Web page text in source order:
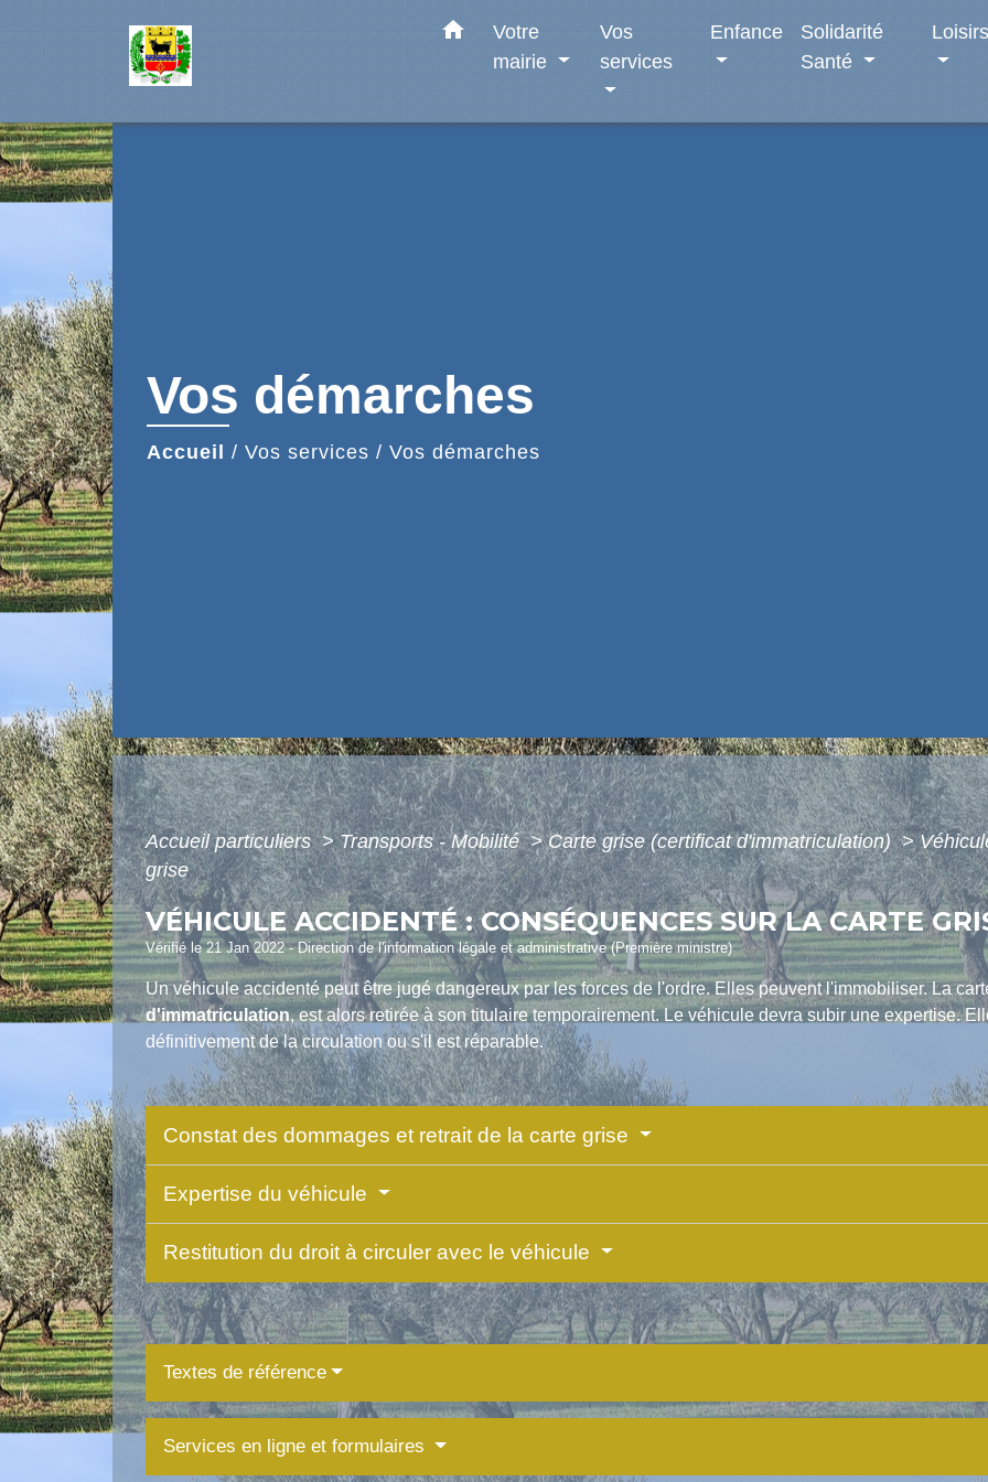
home
Votre
mairie
Vos
services
Enfance
Solidarité
Santé
Loisirs
Vos démarches
Accueil / Vos services / Vos démarches
Accueil particuliers> Transports - Mobilité> Carte grise (certificat d'immatriculation)>
grise
VÉHICULE ACCIDENTÉ : CONSÉQUENCES SUR LA CARTE
Vérifié le 21 Jan 2022 - Direction de l'information légale et administrative (Première ministre)
Un véhicule accidenté peut être jugé dangereux par les forces de l'ordre. Elles peuvent l'immobiliser. La
d'immatriculation, est alors retirée à son titulaire temporairement. Le véhicule devra subir une expertise.
définitivement de la circulation ou s'il est réparable.
Constat des dommages et retrait de la carte grise
Expertise du véhicule
Restitution du droit à circuler avec le véhicule
Textes de référence
Services en ligne et formulaires